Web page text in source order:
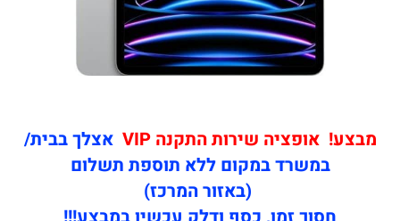
מבצע! אופציה שירות התקנה VIP
אצלך בבית/
במשרד במקום ללא תוספת תשלום
(באזור המרכז)